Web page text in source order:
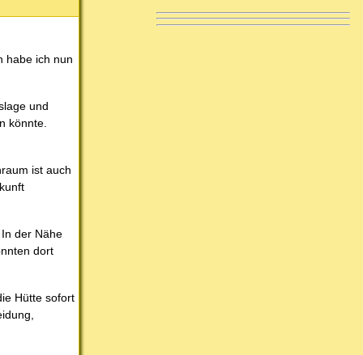
habe ich nun
und
könnte.
ist auch
der Nähe
dort
Hütte sofort